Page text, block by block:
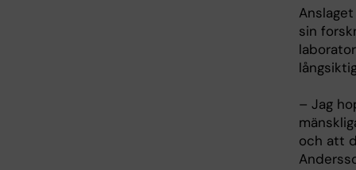
sin
– Jag
och att